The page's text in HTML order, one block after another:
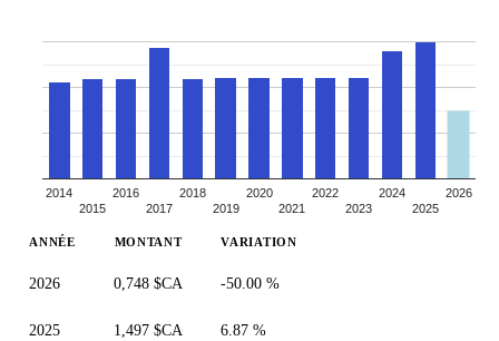
2014
2015
2016
2017
2018
2019
2020
2021
2022
2023
2024
2025
2026
ANNÉE MONTANT VARIATION
2026 0,748 $CA -50.00 %
2025 1,497 $CA 6.87 %